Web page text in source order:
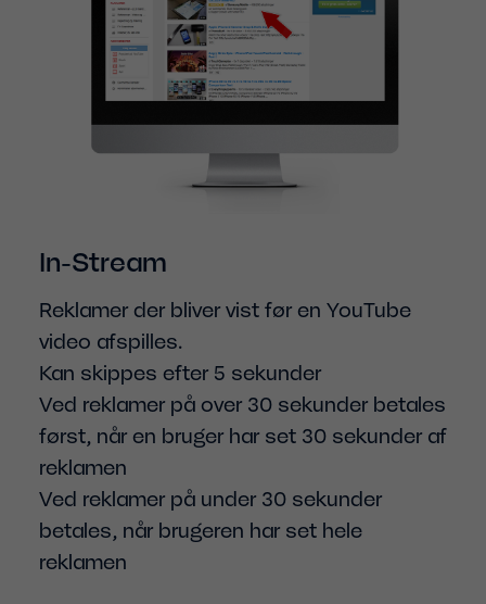
In-Stream
Reklamer der bliver vist før en YouTube
video afspilles.
Kan skippes efter 5 sekunder
Ved reklamer på over 30 sekunder betales
først, når en bruger har set 30 sekunder af
reklamen
Ved reklamer på under 30 sekunder
betales, når brugeren har set hele
reklamen